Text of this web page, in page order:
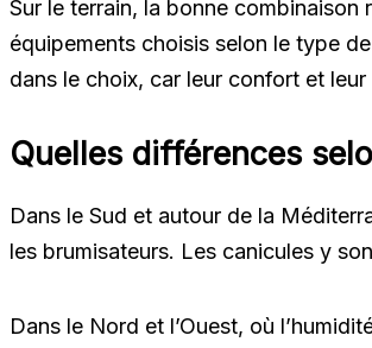
Sur le terrain, la bonne
équipements choisis selon le type
dans le choix, car leur confort et
Quelles différences
Dans le Sud et autour de la
les brumisateurs. Les canicules y
Dans le Nord et l’Ouest, où